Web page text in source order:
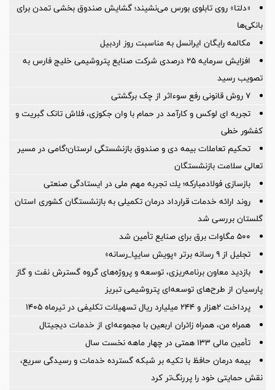
«دلتا» روی تابلوی بورس می‌نشیند؛ گشایش صندوق بخشی تمدن برای
بانکی‌ها
مکالمه رایگان ایرانسل به مناسبت روز اردبیل
افزایش سرمایه ۲۵ درصدی شرکت صنایع پتروشیمی خلیج فارس به
تصویب رسید
۷ روش قانونی رفع سوء‌اثر از چک برگشتی
تجربه ای لوکس و کارآمد در حمام با وان جکوزی، فلاش تانک گبریت و
کفشور خطی
تحکیم تعاملات بیمه دی و صندوق بازنشستگی لرستان؛گامی در مسیر
تعالی سلامت بازنشستگان
بازسازی فولادمباركه؛ یك تجربه مهم ملی در ایستادگی صنعتی
روند ارائه خدمات قرارداد درمان تکمیلی به بازنشستگان کشوری استان
گلستان بررسی شد
۵۰۰ مگاوات برق برای صنایع تأمین شد
تجلیل از ۹ رسانه برتر «پویش سایپا_رسانه»
بازدید معاون برنامه‌ریزی، توسعه و پروژه‌های گروه گسترش نفت و گاز
پارسیان از طرح‌های توسعه‌ای پتروشیمی تبریز
پرداخت ۲هزار و ۲۴۴ میلیارد ریال تسهیلات تکلیفی در تیرماه ۱۴۰۵
همراه من، همراه زائران اربعین با مجموعه‌ای از خدمات دیجیتال
تأمین مالی 133 همتی در چهار ماهه نخست سال
بیمه درمان حافظ با تکیه بر شبکه گسترده خدمات و رسیدگی سریع،
نقش حمایتی خود را پررنگ‌تر کرد